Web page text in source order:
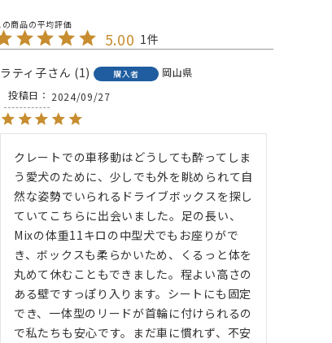
5.00 1
ラティ子 1 購入者
岡山県
投稿日
2024/09/27
クレートでの車移動はどうしても酔ってしま
う愛犬のために、少しでも外を眺められて自
然な姿勢でいられるドライブボックスを探し
ていてこちらに出会いました。足の長い、
Mixの体重11キロの中型犬でもお座りがで
き、ボックスも柔らかいため、くるっと体を
丸めて休むこともできました。程よい高さの
ある壁ですっぽり入ります。シートにも固定
でき、一体型のリードが首輪に付けられるの
で私たちも安心です。まだ車に慣れず、不安